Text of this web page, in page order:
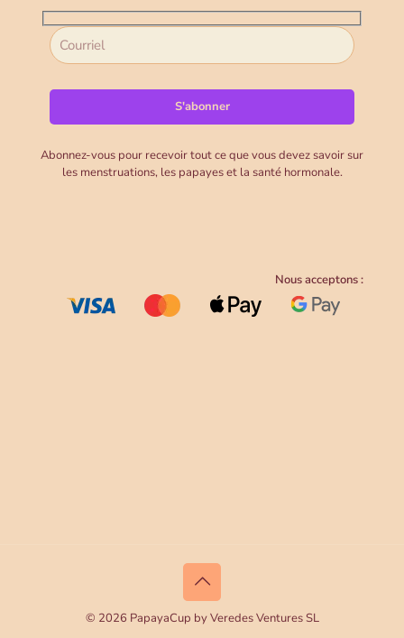
Abonnez-vous pour recevoir tout ce que vous devez savoir sur
les menstruations, les papayes et la santé hormonale.
Nous acceptons :
© 2026 PapayaCup by Veredes Ventures SL